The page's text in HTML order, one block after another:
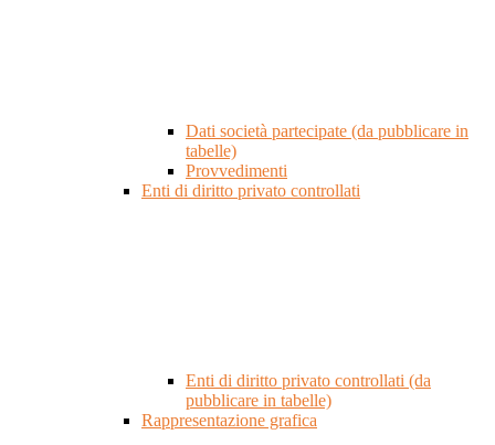
Dati società partecipate (da pubblicare in
tabelle)
Provvedimenti
Enti di diritto privato controllati
Enti di diritto privato controllati (da
pubblicare in tabelle)
Rappresentazione grafica